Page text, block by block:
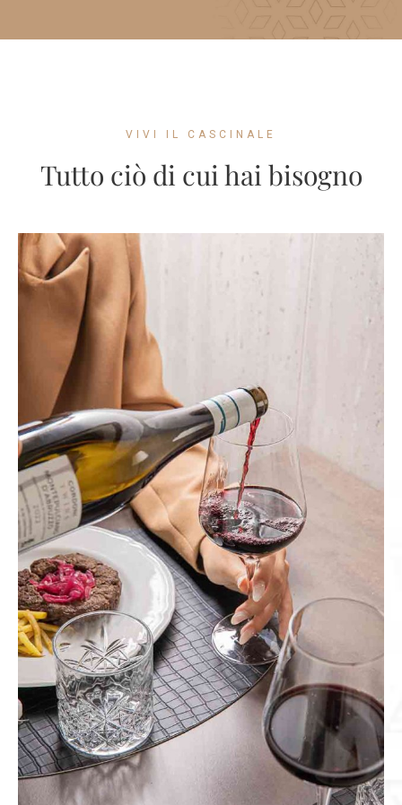
VIVI IL CASCINALE
Tutto ciò di cui hai bisogno